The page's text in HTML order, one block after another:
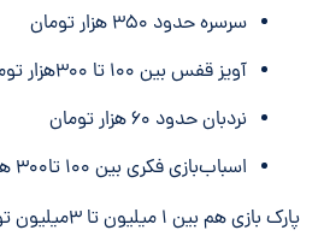
سرسره حدود ۳۵۰ هزار تومان
آویز قفس بین ۱۰۰ تا ۳۰۰هزار تومان
نردبان حدود ۶۰ هزار تومان
اسباب‌بازی فکری بین ۱۰۰ تا۳۰۰ هزار تومان
پارک بازی هم بین